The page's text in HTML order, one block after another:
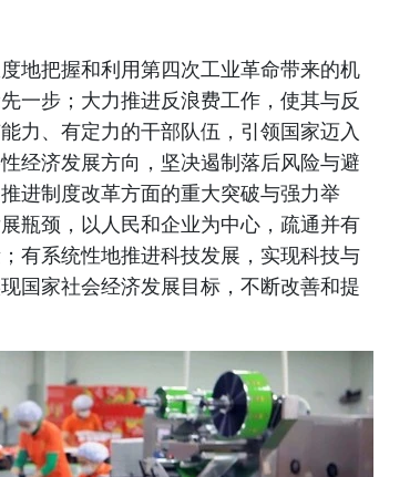
地把握和利用第四次工业革命带来的机
一步；大力推进反浪费工作，使其与反
力、有定力的干部队伍，引领国家迈入
经济发展方向，坚决遏制落后风险与避
进制度改革方面的重大突破与强力举
瓶颈，以人民和企业为中心，疏通并有
有系统性地推进科技发展，实现科技与
国家社会经济发展目标，不断改善和提